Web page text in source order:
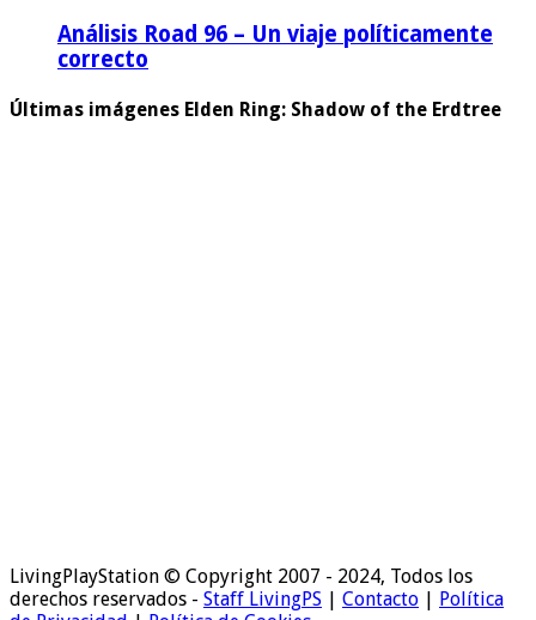
Análisis Road 96 – Un viaje políticamente
correcto
Últimas imágenes Elden Ring: Shadow of the Erdtree
LivingPlayStation © Copyright 2007 - 2024, Todos los
derechos reservados - Staff LivingPS | Contacto | Política